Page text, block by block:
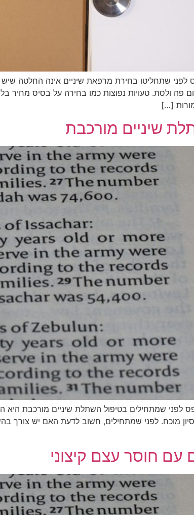
ב-2026: מה אסור לפספס לפני שתחליטו בחירת מרפאת שיניים
פה ולסת. טעויות נפוצות כמו בחירה על בסיס מחיר
[…]
שיניים מורכבת
ב-2026: מה אסור לפספס לפני שמתחילים בטיפול השתלת שיניים
מוכח. לפני שמתחילים, חשוב לדעת האם יש צורך
חוסר עצם קיצוני